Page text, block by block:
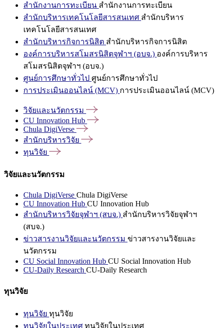
สำนักงานการทะเบียน สำนักงานการทะเบียน
สำนักบริหารเทคโนโลยีสารสนเทศ สำนักบริหาร
เทคโนโลยีสารสนเทศ
สำนักบริหารกิจการนิสิต สำนักบริหารกิจการนิสิต
องค์การบริหารสโมสรนิสิตจุฬาฯ (อบจ.) องค์การบริหาร
สโมสรนิสิตจุฬาฯ (อบจ.)
ศูนย์การศึกษาทั่วไป ศูนย์การศึกษาทั่วไป
การประเมินออนไลน์ (MCV) การประเมินออนไลน์ (MCV)
วิจัยและนวัตกรรม
CU Innovation Hub
Chula DigiVerse
สำนักบริหารวิจัย
ทุนวิจัย
วิจัยและนวัตกรรม
Chula DigiVerse Chula DigiVerse
CU Innovation Hub CU Innovation Hub
สำนักบริหารวิจัยจุฬาฯ (สบจ.) สำนักบริหารวิจัยจุฬาฯ
(สบจ.)
ข่าวสารงานวิจัยและนวัตกรรม ข่าวสารงานวิจัยและ
นวัตกรรม
CU Social Innovation Hub CU Social Innovation Hub
CU-Daily Research CU-Daily Research
ทุนวิจัย
ทุนวิจัย ทุนวิจัย
ทุนวิจัยในประเทศ ทุนวิจัยในประเทศ